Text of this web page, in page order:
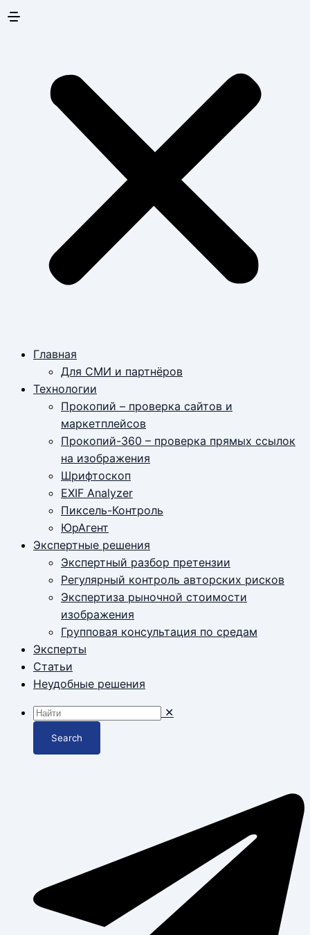
Главная
Для СМИ и партнёров
Технологии
Прокопий – проверка сайтов и
маркетплейсов
Прокопий-360 – проверка прямых ссылок
на изображения
Шрифтоскоп
EXIF Analyzer
Пиксель-Контроль
ЮрАгент
Экспертные решения
Экспертный разбор претензии
Регулярный контроль авторских рисков
Экспертиза рыночной стоимости
изображения
Групповая консультация по средам
Эксперты
Статьи
Неудобные решения
✕